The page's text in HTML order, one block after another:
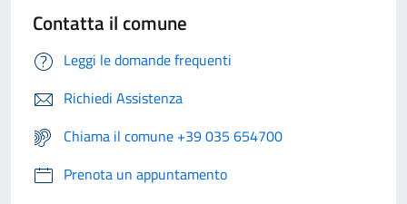
Contatta il comune
Leggi le domande frequenti
Richiedi Assistenza
Chiama il comune +39 035 654700
Prenota un appuntamento